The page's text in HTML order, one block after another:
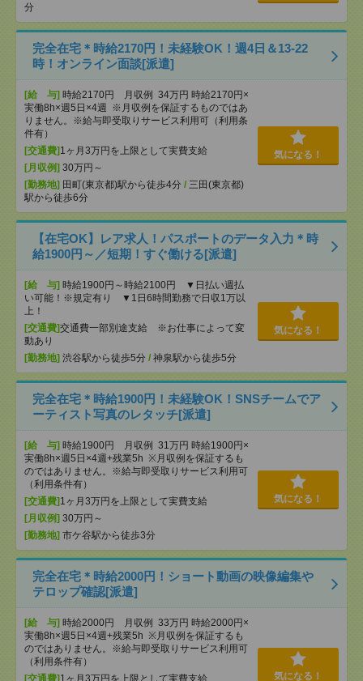
分
完全在宅＊時給2170円！未経験OK！週4日＆13-22
時！オンライン面談[派遣]
[給 与] 時給2170円 月収例 34万円 時給2170円×
実働8h×週5日×4週 ※月収例を保証するものではあ
りません。※給与即受取りサービス利用可（利用条
件有）
[交通費] 1ヶ月3万円を上限として実費支給
[月収例] 30万円～
[勤務地] 田町(東京都)駅から徒歩4分 / 三田(東京都)
駅から徒歩6分
気になる！
【在宅OK】レア求人！パスポートのデータ入力＊時
給1900円～／短期！すぐ働ける[派遣]
[給 与] 時給1900円～時給2100円 ▼日払い週払
い可能！※規定有り ▼1日6時間勤務で日収1万以
上！
[交通費]交通費一部別途支給 ※お仕事によって変
動あり
[勤務地] 渋谷駅から徒歩5分 / 神泉駅から徒歩5分
気になる！
完全在宅＊時給1900円！未経験OK！SNSチームでア
ーティスト写真のレタッチ[派遣]
[給 与] 時給1900円 月収例 31万円 時給1900円×
実働8h×週5日×4週+残業5h ※月収例を保証するも
のではありません。※給与即受取りサービス利用可
（利用条件有）
[交通費] 1ヶ月3万円を上限として実費支給
[月収例] 30万円～
[勤務地] 市ケ谷駅から徒歩3分
気になる！
完全在宅＊時給2000円！ショート動画の映像編集や
テロップ確認[派遣]
[給 与] 時給2000円 月収例 33万円 時給2000円×
実働8h×週5日×4週+残業5h ※月収例を保証するも
のではありません。※給与即受取りサービス利用可
（利用条件有）
[交通費] 1ヶ月3万円を上限として実費支給
気になる！